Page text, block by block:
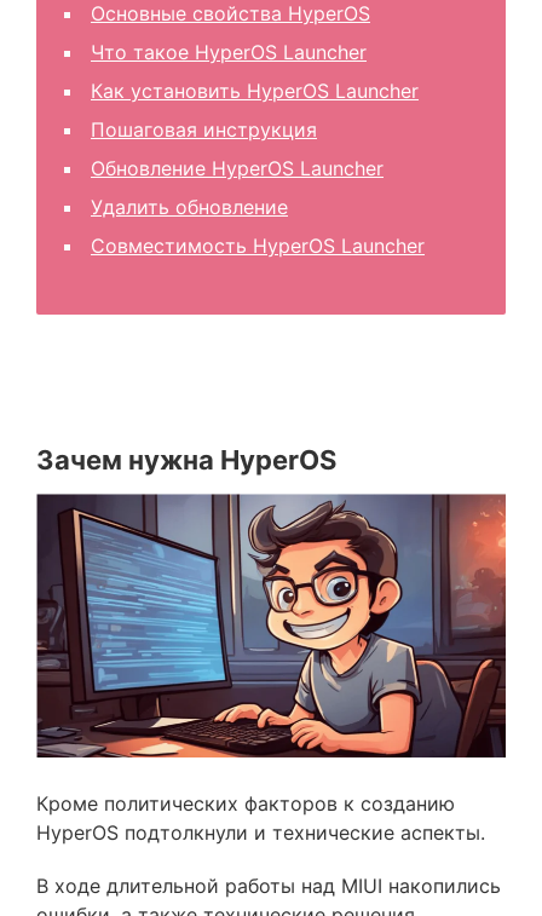
Основные свойства HyperOS
Что такое HyperOS Launcher
Как установить HyperOS Launcher
Пошаговая инструкция
Обновление HyperOS Launcher
Удалить обновление
Совместимость HyperOS Launcher
Зачем нужна HyperOS
Кроме политических факторов к созданию
HyperOS подтолкнули и технические аспекты.
В ходе длительной работы над MIUI накопились